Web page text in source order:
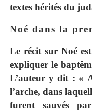
textes hérités du
Noé dans la
Le récit sur Noé
expliquer le
L’auteur y dit : «
l’arche, dans
furent sauvés